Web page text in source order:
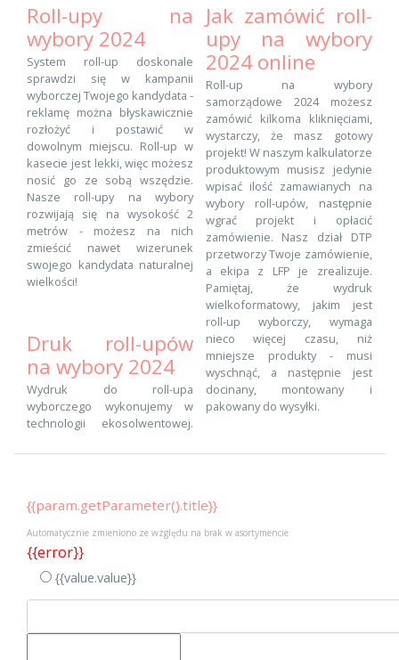
Roll-upy na
wybory 2024
System roll-up doskonale
sprawdzi się w kampanii
wyborczej Twojego kandydata -
reklamę można błyskawicznie
rozłożyć i postawić w
dowolnym miejscu. Roll-up w
kasecie jest lekki, więc możesz
nosić go ze sobą wszędzie.
Nasze roll-upy na wybory
rozwijają się na wysokość 2
metrów - możesz na nich
zmieścić nawet wizerunek
swojego kandydata naturalnej
wielkości!
Druk roll-upów
na wybory 2024
Wydruk do roll-upa
wyborczego wykonujemy w
technologii ekosolwentowej.
Jak zamówić roll-
upy na wybory
2024 online
Roll-up na wybory
samorządowe 2024 możesz
zamówić kilkoma kliknięciami,
wystarczy, że masz gotowy
projekt! W naszym kalkulatorze
produktowym musisz jedynie
wpisać ilość zamawianych na
wybory roll-upów, następnie
wgrać projekt i opłacić
zamówienie. Nasz dział DTP
przetworzy Twoje zamówienie,
a ekipa z LFP je zrealizuje.
Pamiętaj, że wydruk
wielkoformatowy, jakim jest
roll-up wyborczy, wymaga
nieco więcej czasu, niż
mniejsze produkty - musi
wyschnąć, a następnie jest
docinany, montowany i
pakowany do wysyłki.
{{param.getParameter().title}}
Automatycznie zmieniono ze względu na brak w asortymencie
{{error}}
{{value.value}}